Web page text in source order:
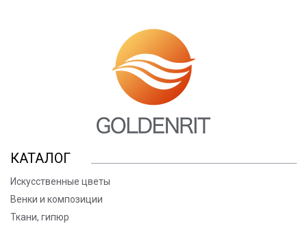
КАТАЛОГ
Искусственные цветы
Венки и композиции
Ткани, гипюр